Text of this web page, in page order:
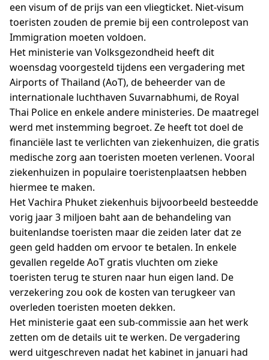
een visum of de prijs van een vliegticket. Niet-visum
toeristen zouden de premie bij een controlepost van
Immigration moeten voldoen.
Het ministerie van Volksgezondheid heeft dit
woensdag voorgesteld tijdens een vergadering met
Airports of Thailand (AoT), de beheerder van de
internationale luchthaven Suvarnabhumi, de Royal
Thai Police en enkele andere ministeries. De maatregel
werd met instemming begroet. Ze heeft tot doel de
financiële last te verlichten van ziekenhuizen, die gratis
medische zorg aan toeristen moeten verlenen. Vooral
ziekenhuizen in populaire toeristenplaatsen hebben
hiermee te maken.
Het Vachira Phuket ziekenhuis bijvoorbeeld besteedde
vorig jaar 3 miljoen baht aan de behandeling van
buitenlandse toeristen maar die zeiden later dat ze
geen geld hadden om ervoor te betalen. In enkele
gevallen regelde AoT gratis vluchten om zieke
toeristen terug te sturen naar hun eigen land. De
verzekering zou ook de kosten van terugkeer van
overleden toeristen moeten dekken.
Het ministerie gaat een sub-commissie aan het werk
zetten om de details uit te werken. De vergadering
werd uitgeschreven nadat het kabinet in januari had